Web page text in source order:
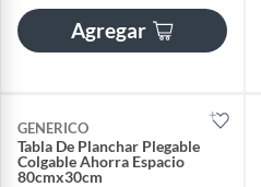
Agregar
GENERICO
Tabla De Planchar Plegable
Colgable Ahorra Espacio
80cmx30cm